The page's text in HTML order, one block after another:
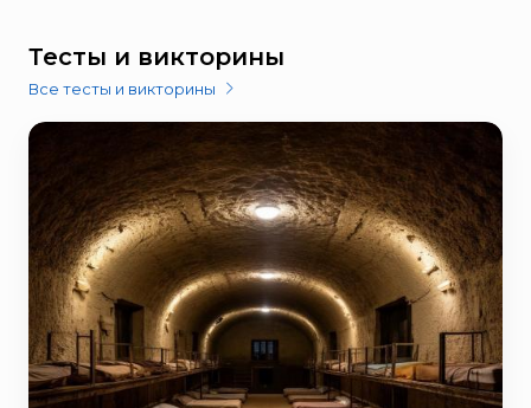
Тесты и викторины
Все тесты и викторины